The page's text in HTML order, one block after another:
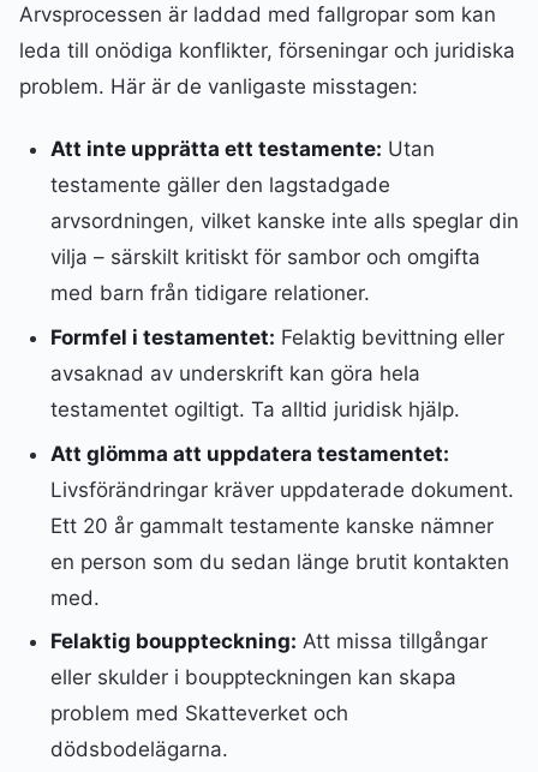
Arvsprocessen är laddad med fallgropar som kan
leda till onödiga konflikter, förseningar och juridiska
problem. Här är de vanligaste misstagen:
Att inte upprätta ett testamente: Utan
testamente gäller den lagstadgade
arvsordningen, vilket kanske inte alls speglar din
vilja – särskilt kritiskt för sambor och omgifta
med barn från tidigare relationer.
Formfel i testamentet: Felaktig bevittning eller
avsaknad av underskrift kan göra hela
testamentet ogiltigt. Ta alltid juridisk hjälp.
Att glömma att uppdatera testamentet:
Livsförändringar kräver uppdaterade dokument.
Ett 20 år gammalt testamente kanske nämner
en person som du sedan länge brutit kontakten
med.
Felaktig bouppteckning: Att missa tillgångar
eller skulder i bouppteckningen kan skapa
problem med Skatteverket och
dödsbodelägarna.